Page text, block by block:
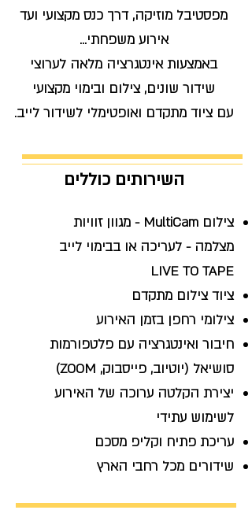
מפסטיבל מוזיקה, דרך כנס מקצועי ועד
אירוע משפחתי...
באמצעות אינטגרציה מלאה לערוצי
שידור שונים, צילום ובימוי מקצועי
עם ציוד מתקדם ואופטימלי לשידור לייב.
השירותים כוללים
צילום MultiCam - מגוון זוויות
מצלמה - לעריכה או בבימוי לייב
LIVE TO TAPE
ציוד צילום מתקדם
צילומי רחפן בזמן האירוע
חיבור ואינטגרציה עם פלטפורמות
סושיאל (יוטיוב, פייסבוק, ZOOM)
יצירת הקלטה ערוכה של האירוע
לשימוש עתידי
עריכת פתיח וקליפ מסכם
שידורים מכל רחבי הארץ